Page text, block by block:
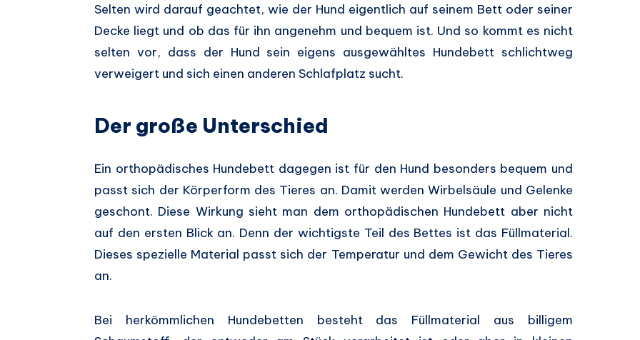
Selten wird darauf geachtet, wie der Hund eigentlich auf seinem Bett oder seiner
Decke liegt und ob das für ihn angenehm und bequem ist. Und so kommt es nicht
selten vor, dass der Hund sein eigens ausgewähltes Hundebett schlichtweg
verweigert und sich einen anderen Schlafplatz sucht.
Der große Unterschied
Ein orthopädisches Hundebett dagegen ist für den Hund besonders bequem und
passt sich der Körperform des Tieres an. Damit werden Wirbelsäule und Gelenke
geschont. Diese Wirkung sieht man dem orthopädischen Hundebett aber nicht
auf den ersten Blick an. Denn der wichtigste Teil des Bettes ist das Füllmaterial.
Dieses spezielle Material passt sich der Temperatur und dem Gewicht des Tieres
an.
Bei herkömmlichen Hundebetten besteht das Füllmaterial aus billigem